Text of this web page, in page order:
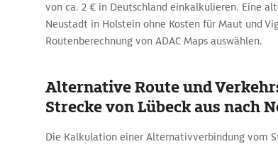
von ca. 2 € in Deutschland einkalkulieren. Eine
Neustadt in Holstein ohne Kosten für Maut und
Routenberechnung von ADAC Maps auswählen.
Alternative Route und
Strecke von Lübeck aus nach
Die Kalkulation einer Alternativverbindung vom